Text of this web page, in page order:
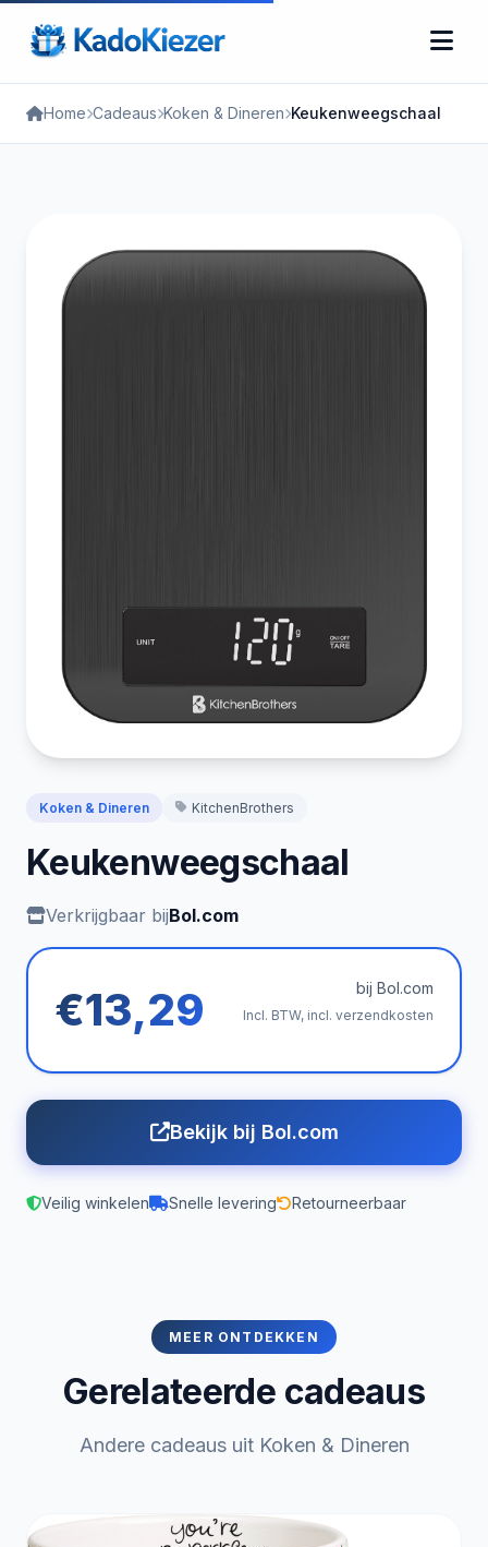
Home Cadeaus Koken & Dineren Keukenweegschaal
Koken & Dineren KitchenBrothers
Keukenweegschaal
Verkrijgbaar bijBol.com
€13,29 bij Bol.com
Incl. BTW, incl. verzendkosten
Bekijk bij Bol.com
Veilig winkelen Snelle levering Retourneerbaar
MEER ONTDEKKEN
Gerelateerde cadeaus
Andere cadeaus uit Koken & Dineren